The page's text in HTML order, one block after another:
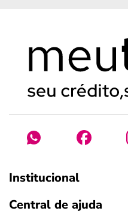
Institucional
Central de ajuda